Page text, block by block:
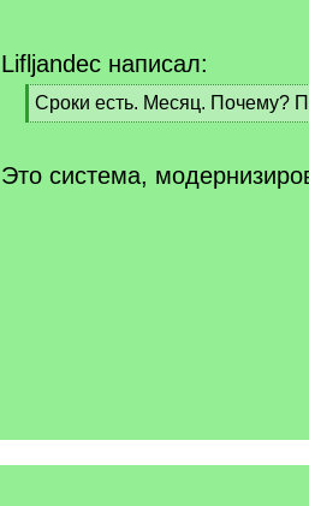
Lifljandec написал:
[
q
Сроки есть. Месяц. Почему?
[
q
]
Это система,